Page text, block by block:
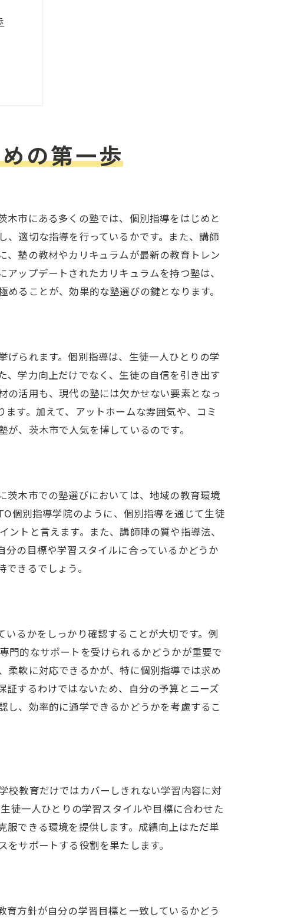
の第一歩
市にある多くの塾では、個別指導をはじめと
適切な指導を行っているかです。また、講師
、塾の教材やカリキュラムが最新の教育トレン
ップデートされたカリキュラムを持つ塾は、
ることが、効果的な塾選びの鍵となります。
られます。個別指導は、生徒一人ひとりの学
、学力向上だけでなく、生徒の自信を引き出す
活用も、現代の塾には欠かせない要素となっ
す。加えて、アットホームな雰囲気や、コミ
、茨木市で人気を博しているのです。
茨木市での塾選びにおいては、地域の教育環境
個別指導学院のように、個別指導を通じて生徒
トと言えます。また、講師陣の質や指導法、
の目標や学習スタイルに合っているかどうか
きるでしょう。
るかをしっかり確認することが大切です。例
門的なサポートを受けられるかどうかが重要で
柔軟に対応できるかが、特に個別指導では求め
するわけではないため、自分の予算とニーズ
し、効率的に通学できるかどうかを考慮するこ
校教育だけではカバーしきれない学習内容に対
徒一人ひとりの学習スタイルや目標に合わせた
できる環境を提供します。成績向上はただ単
サポートする役割を果たします。
方針が自分の学習目標と一致しているかどう